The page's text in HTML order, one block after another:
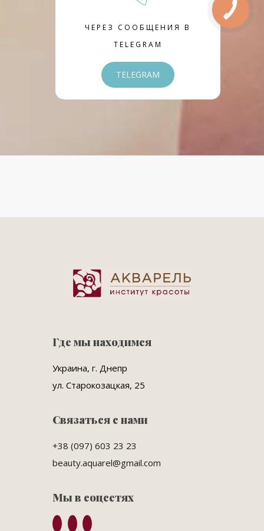
ЧЕРЕЗ СООБЩЕНИЯ В
TELEGRAM
TELEGRAM
Где мы находимся
Украина, г. Днепр
ул. Старокозацкая, 25
Связаться с нами
+38 (097) 603 23 23
beauty.aquarel@gmail.com
Мы в соцсетях